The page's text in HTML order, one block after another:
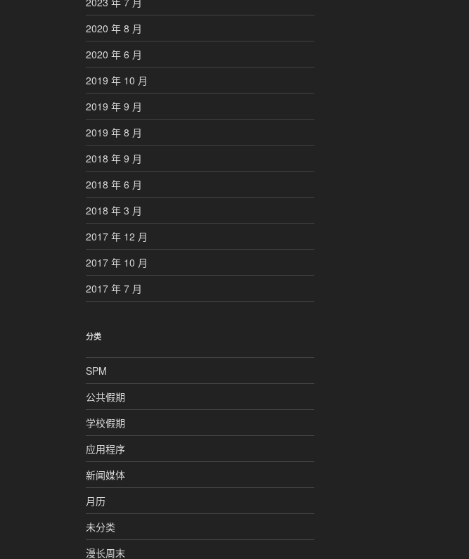
2020 年 8 月
2020 年 6 月
2019 年 10 月
2019 年 9 月
2019 年 8 月
2018 年 9 月
2018 年 6 月
2018 年 3 月
2017 年 12 月
2017 年 10 月
2017 年 7 月
分类
SPM
公共假期
学校假期
应用程序
新闻媒体
月历
未分类
漫长周末